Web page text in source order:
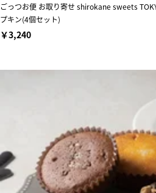
ごっつお便 お取り寄せ shirokane sweets
プキン(4個セット)
￥3,240